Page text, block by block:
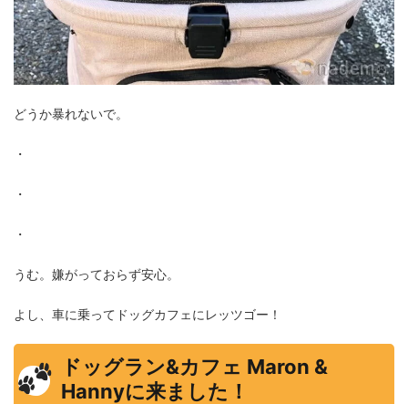
どうか暴れないで。
・
・
・
うむ。嫌がっておらず安心。
よし、車に乗ってドッグカフェにレッツゴー！
ドッグラン&カフェ Maron &
Hannyに来ました！